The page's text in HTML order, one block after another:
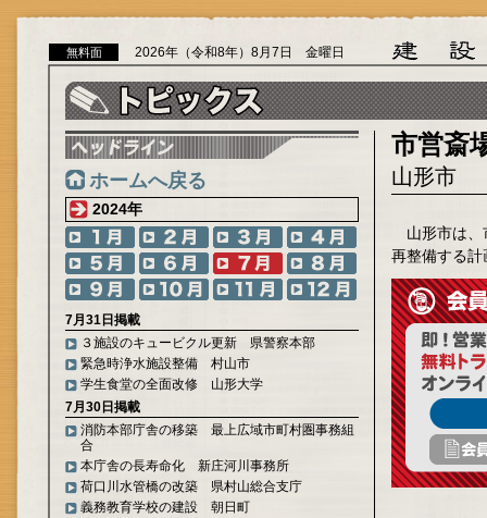
無料面 2026年（令和8年）8月7日 金曜日
ホームへ戻る
2024年
7月31日掲載
３施設のキュービクル更新 県警察本部
緊急時浄水施設整備 村山市
学生食堂の全面改修 山形大学
7月30日掲載
消防本部庁舎の移築 最上広域市町村圏事務組
合
本庁舎の長寿命化 新庄河川事務所
荷口川水管橋の改築 県村山総合支庁
義務教育学校の建設 朝日町
市営斎
山形市
山形市は、
再整備する